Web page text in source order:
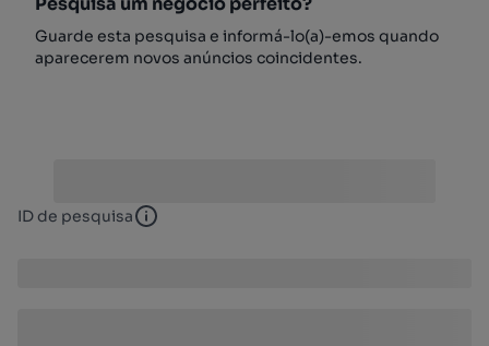
Guarde esta pesquisa e informá-lo(a)-emos quando
aparecerem novos anúncios coincidentes.
ID de pesquisa ID de pesquisa